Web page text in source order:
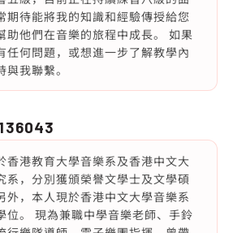
期待能將我的知識和經驗傳授給您
助他們在音樂的旅程中成長。 如果
任何問題，或想進一步了解教學內
我聯繫。
香港教育大學音樂系及香港中文大
系，分別獲頒榮譽文學士及文學碩
外，本人現於香港中文大學音樂系
位。 現為兼職中學音樂老師、手鈴